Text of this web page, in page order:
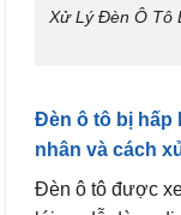
Xử Lý Đèn Ô Tô
Đèn ô tô bị hấp
nhân và cách
Đèn ô tô được